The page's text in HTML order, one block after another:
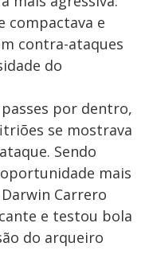
compactava e
contra-ataques
do
por dentro,
se mostrava
Sendo
mais
Carrero
e testou bola
do arqueiro